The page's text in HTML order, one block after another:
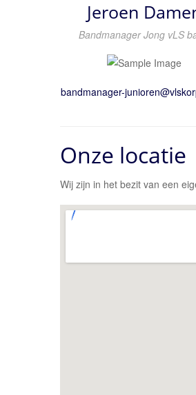
Jeroen
Bandmanager Jong vLS
Onze locatie
Wij zijn in het bezit van een